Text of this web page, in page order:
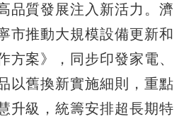
品質發展注入新活力。濟
市推動大規模設備更新和
方案》，同步印發家電、
以舊換新實施細則，重點
升級，統籌安排超長期特